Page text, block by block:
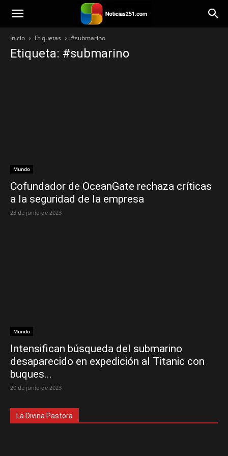
Noticias251
Inicio Etiquetas #submarino
Etiqueta: #submarino
Mundo
Cofundador de OceanGate rechaza críticas
a la seguridad de la empresa
23 de junio de 2023
Mundo
Intensifican búsqueda del submarino
desaparecido en expedición al Titanic con
buques...
20 de junio de 2023
La Divina Pastora